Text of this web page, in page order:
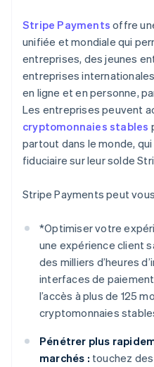
Stripe Payments offre
unifiée et mondiale qui
entreprises, des jeunes
entreprises
en ligne et en personne,
Les entreprises peuvent
cryptomonnaies stables
partout dans le monde,
fiduciaire sur leur solde
Stripe Payments peut
*Optimiser votre
une expérience client
des milliers d’heures
interfaces de
l’accès à plus de 125
cryptomonnaies
Pénétrer plus
marchés : touchez